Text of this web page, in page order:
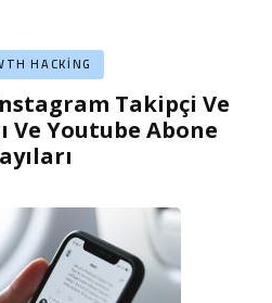
HACKING
Takipçi Ve
Ve Youtube Abone